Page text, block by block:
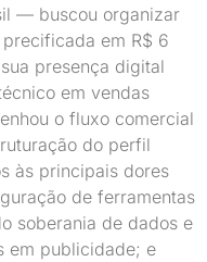
— buscou organizar
em R$ 6
presença digital
em vendas
o fluxo comercial
do perfil
às principais dores
de ferramentas
soberania de dados e
em publicidade; e